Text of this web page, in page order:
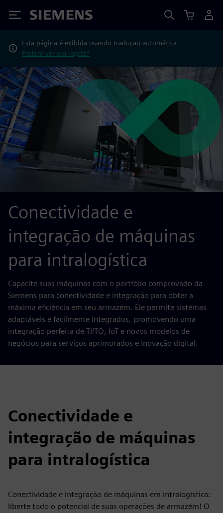
Siemens
Esta página é exibida usando tradução automática.
Prefere ver em inglês?
Conectividade e
integração de máquinas
para intralogística
Capacite suas máquinas com o portfólio comprovado da
Siemens para conectividade e integração para obter a
máxima eficiência em seu armazém. Ele permite sistemas
adaptáveis e facilmente integrados, promovendo uma
integração perfeita de TI/TO, IoT e novos modelos de
negócios para serviços aprimorados e inovação digital.
Conectividade e
integração de máquinas
para intralogística
Conectividade e integração de máquinas em intralogística:
liberte todo o potencial de suas operações de armazém! O